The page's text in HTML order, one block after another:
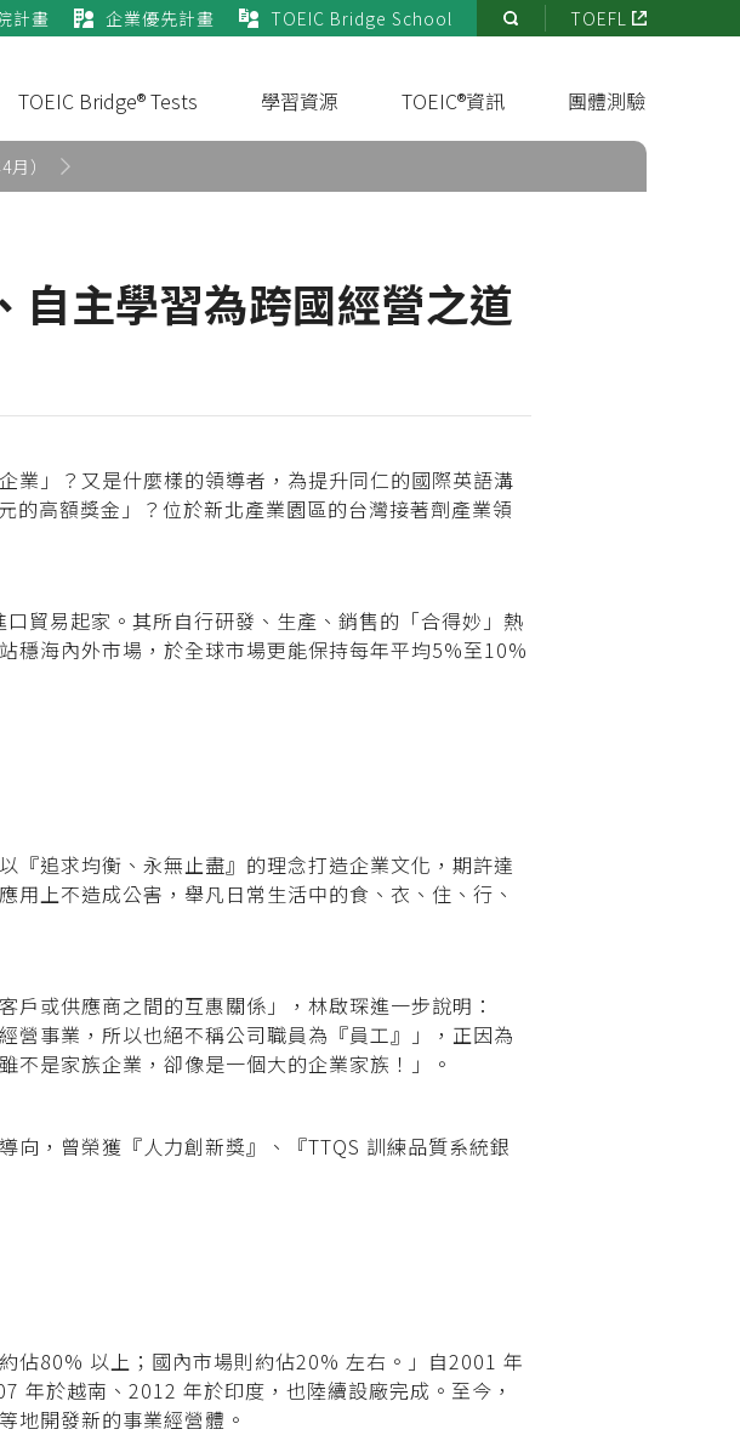
計畫 企業優先計畫 TOEIC Bridge School
站
TOEFL
TOEIC Bridge® Tests 學習資源 TOEIC®資訊 團體測驗
）
自主學習為跨國經營之道
業」？又是什麼樣的領導者，為提升同仁的國際英語溝
高額獎金」？位於新北產業園區的台灣接著劑產業領
貿易起家。其所自行研發、生產、銷售的「合得妙」熱
穩海內外市場，於全球市場更能保持每年平均5%至10%
『追求均衡、永無止盡』的理念打造企業文化，期許達
上不造成公害，舉凡日常生活中的食、衣、住、行、
戶或供應商之間的互惠關係」，林啟琛進一步說明：
營事業，所以也絕不稱公司職員為『員工』」，正因為
是家族企業，卻像是一個大的企業家族！」。
，曾榮獲『人力創新獎』、『TTQS 訓練品質系統銀
佔80% 以上；國內市場則約佔20% 左右。」自2001 年
年於越南、2012 年於印度，也陸續設廠完成。至今，
地開發新的事業經營體。